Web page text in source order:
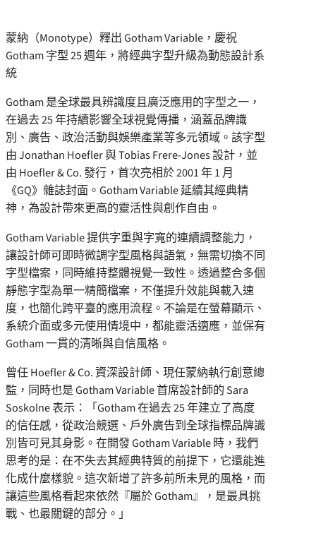
蒙納（Monotype）釋出 Gotham Variable，慶祝
Gotham 字型 25 週年，將經典字型升級為動態設計系
統
Gotham 是全球最具辨識度且廣泛應用的字型之一，
在過去 25 年持續影響全球視覺傳播，涵蓋品牌識
別、廣告、政治活動與娛樂產業等多元領域。該字型
由 Jonathan Hoefler 與 Tobias Frere-Jones 設計，並
由 Hoefler & Co. 發行，首次亮相於 2001 年 1 月
《GQ》雜誌封面。Gotham Variable 延續其經典精
神，為設計帶來更高的靈活性與創作自由。
Gotham Variable 提供字重與字寬的連續調整能力，
讓設計師可即時微調字型風格與語氣，無需切換不同
字型檔案，同時維持整體視覺一致性。透過整合多個
靜態字型為單一精簡檔案，不僅提升效能與載入速
度，也簡化跨平臺的應用流程。不論是在螢幕顯示、
系統介面或多元使用情境中，都能靈活適應，並保有
Gotham 一貫的清晰與自信風格。
曾任 Hoefler & Co. 資深設計師、現任蒙納執行創意總
監，同時也是 Gotham Variable 首席設計師的 Sara
Soskolne 表示：「Gotham 在過去 25 年建立了高度
的信任感，從政治競選、戶外廣告到全球指標品牌識
別皆可見其身影。在開發 Gotham Variable 時，我們
思考的是：在不失去其經典特質的前提下，它還能進
化成什麼樣貌。這次新增了許多前所未見的風格，而
讓這些風格看起來依然『屬於 Gotham』，是最具挑
戰、也最關鍵的部分。」